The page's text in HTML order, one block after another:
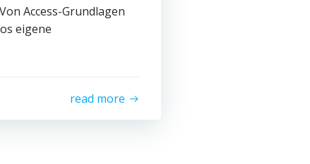
Access-Grundlagen
eigene
read more